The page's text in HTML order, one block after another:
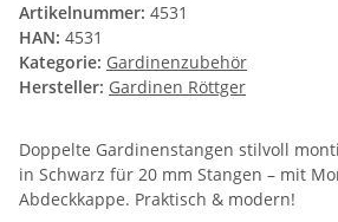
Artikelnummer: 4531
HAN: 4531
Kategorie: Gardinenzubehör
Hersteller: Gardinen Röttger
Doppelte Gardinenstangen stilvoll
in Schwarz für 20 mm Stangen – mit
Abdeckkappe. Praktisch & modern!